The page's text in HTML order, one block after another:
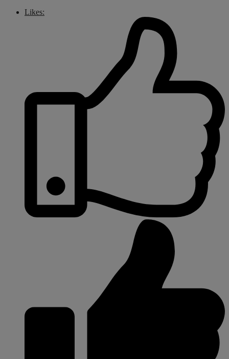
Likes: